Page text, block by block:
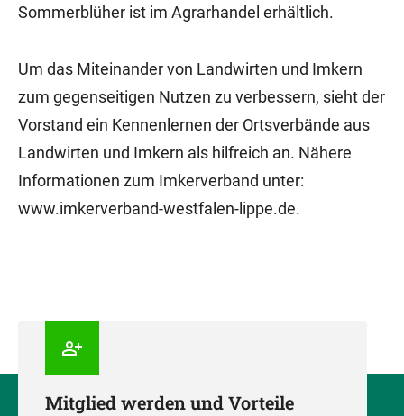
Sommerblüher ist im Agrarhandel erhältlich.
Um das Miteinander von Landwirten und Imkern
zum gegenseitigen Nutzen zu verbessern, sieht der
Vorstand ein Kennenlernen der Ortsverbände aus
Landwirten und Imkern als hilfreich an. Nähere
Informationen zum Imkerverband unter:
www.imkerverband-westfalen-lippe.de.
Mitglied werden und Vorteile